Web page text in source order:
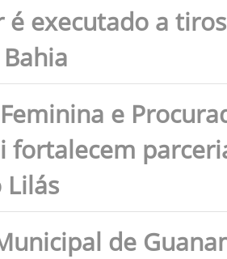
é executado a
e
fortalecem
Lilás
de